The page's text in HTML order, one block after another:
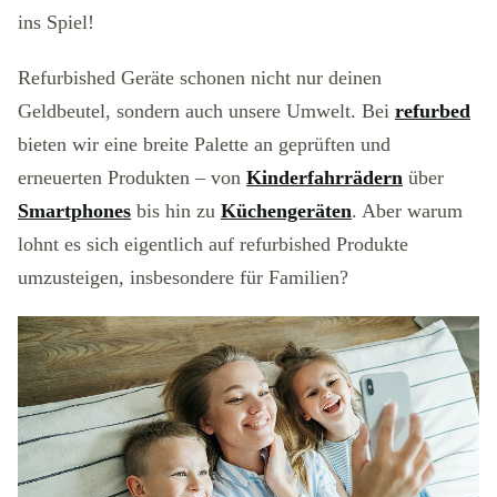
ins Spiel!
Refurbished Geräte schonen nicht nur deinen
Geldbeutel, sondern auch unsere Umwelt. Bei refurbed
bieten wir eine breite Palette an geprüften und
erneuerten Produkten – von Kinderfahrrädern über
Smartphones bis hin zu Küchengeräten. Aber warum
lohnt es sich eigentlich auf refurbished Produkte
umzusteigen, insbesondere für Familien?